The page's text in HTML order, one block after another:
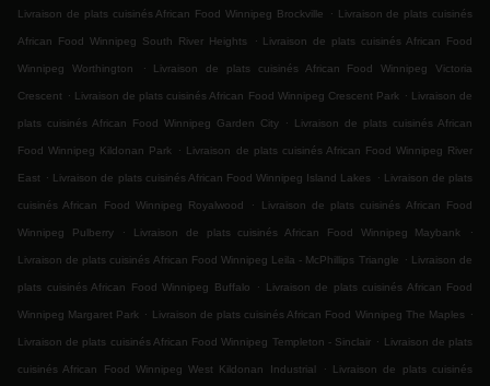
Livraison de plats cuisinés African Food Winnipeg Brockville . Livraison de plats cuisinés
African Food Winnipeg South River Heights . Livraison de plats cuisinés African Food
Winnipeg Worthington . Livraison de plats cuisinés African Food Winnipeg Victoria
Crescent . Livraison de plats cuisinés African Food Winnipeg Crescent Park . Livraison de
plats cuisinés African Food Winnipeg Garden City . Livraison de plats cuisinés African
Food Winnipeg Kildonan Park . Livraison de plats cuisinés African Food Winnipeg River
East . Livraison de plats cuisinés African Food Winnipeg Island Lakes . Livraison de plats
cuisinés African Food Winnipeg Royalwood . Livraison de plats cuisinés African Food
Winnipeg Pulberry . Livraison de plats cuisinés African Food Winnipeg Maybank .
Livraison de plats cuisinés African Food Winnipeg Leila - McPhillips Triangle . Livraison de
plats cuisinés African Food Winnipeg Buffalo . Livraison de plats cuisinés African Food
Winnipeg Margaret Park . Livraison de plats cuisinés African Food Winnipeg The Maples .
Livraison de plats cuisinés African Food Winnipeg Templeton - Sinclair . Livraison de plats
cuisinés African Food Winnipeg West Kildonan Industrial . Livraison de plats cuisinés